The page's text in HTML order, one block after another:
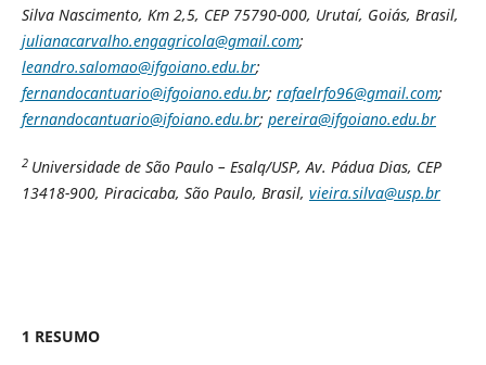
Silva Nascimento, Km 2,5, CEP 75790-000, Urutaí, Goiás, Brasil,
julianacarvalho.engagricola@gmail.com;
leandro.salomao@ifgoiano.edu.br;
fernandocantuario@ifgoiano.edu.br; rafaelrfo96@gmail.com;
fernandocantuario@ifoiano.edu.br; pereira@ifgoiano.edu.br
2 Universidade de São Paulo – Esalq/USP, Av. Pádua Dias, CEP
13418-900, Piracicaba, São Paulo, Brasil, vieira.silva@usp.br
1 RESUMO